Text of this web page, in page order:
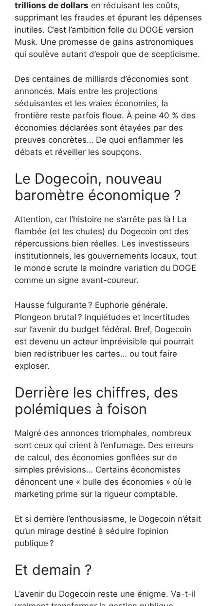
trillions de dollars en réduisant les coûts,
supprimant les fraudes et épurant les dépenses
inutiles. C’est l’ambition folle du DOGE version
Musk. Une promesse de gains astronomiques
qui soulève autant d’espoir que de scepticisme.
Des centaines de milliards d’économies sont
annoncés. Mais entre les projections
séduisantes et les vraies économies, la
frontière reste parfois floue. À peine 40 % des
économies déclarées sont étayées par des
preuves concrètes… De quoi enflammer les
débats et réveiller les soupçons.
Le Dogecoin, nouveau
baromètre économique ?
Attention, car l’histoire ne s’arrête pas là ! La
flambée (et les chutes) du Dogecoin ont des
répercussions bien réelles. Les investisseurs
institutionnels, les gouvernements locaux, tout
le monde scrute la moindre variation du DOGE
comme un signe avant-coureur.
Hausse fulgurante ? Euphorie générale.
Plongeon brutal ? Inquiétudes et incertitudes
sur l’avenir du budget fédéral. Bref, Dogecoin
est devenu un acteur imprévisible qui pourrait
bien redistribuer les cartes… ou tout faire
exploser.
Derrière les chiffres, des
polémiques à foison
Malgré des annonces triomphales, nombreux
sont ceux qui crient à l’enfumage. Des erreurs
de calcul, des économies gonflées sur de
simples prévisions… Certains économistes
dénoncent une « bulle des économies » où le
marketing prime sur la rigueur comptable.
Et si derrière l’enthousiasme, le Dogecoin n’était
qu’un mirage destiné à séduire l’opinion
publique ?
Et demain ?
L’avenir du Dogecoin reste une énigme. Va-t-il